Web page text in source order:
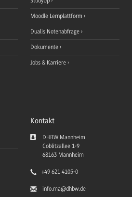
Moodle Lernplattform
Dualis Notenabfrage
Dokumente
Jobs & Karriere
Kontakt
DHBW Mannheim
Coblitzallee 1-9
68163 Mannheim
+49 621 4105-0
info.ma@dhbw.de